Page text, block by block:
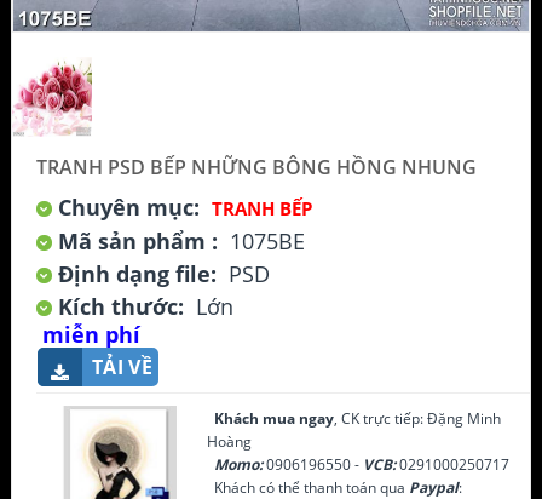
TRANH PSD BẾP NHỮNG BÔNG HỒNG NHUNG
Chuyên mục: TRANH BẾP
Mã sản phẩm : 1075BE
Định dạng file: PSD
Kích thước: Lớn
miễn phí
TẢI VỀ
Khách mua ngay, CK trực tiếp: Đặng Minh
Hoàng
Momo:0906196550 - VCB:0291000250717
Khách có thể thanh toán qua Paypal: